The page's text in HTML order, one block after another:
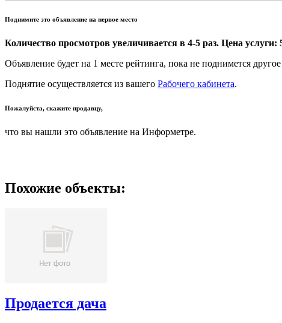
Поднимите это объявление на первое место
Количество просмотров увеличивается в 4-5 раз. Цена услуги:
Объявление будет на 1 месте рейтинга, пока не поднимется
Поднятие осуществляется из вашего Рабочего кабинета.
Пожалуйста, скажите продавцу,
что вы нашли это объявление на Информетре.
Похожие объекты:
Продается дача